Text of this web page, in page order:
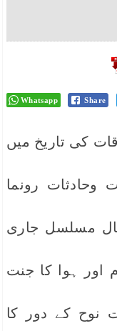
Whatsapp Share
تاریخ میں
رونما
مسلسل جاری
اور ہوا کا جنت
نوح کے دور کا